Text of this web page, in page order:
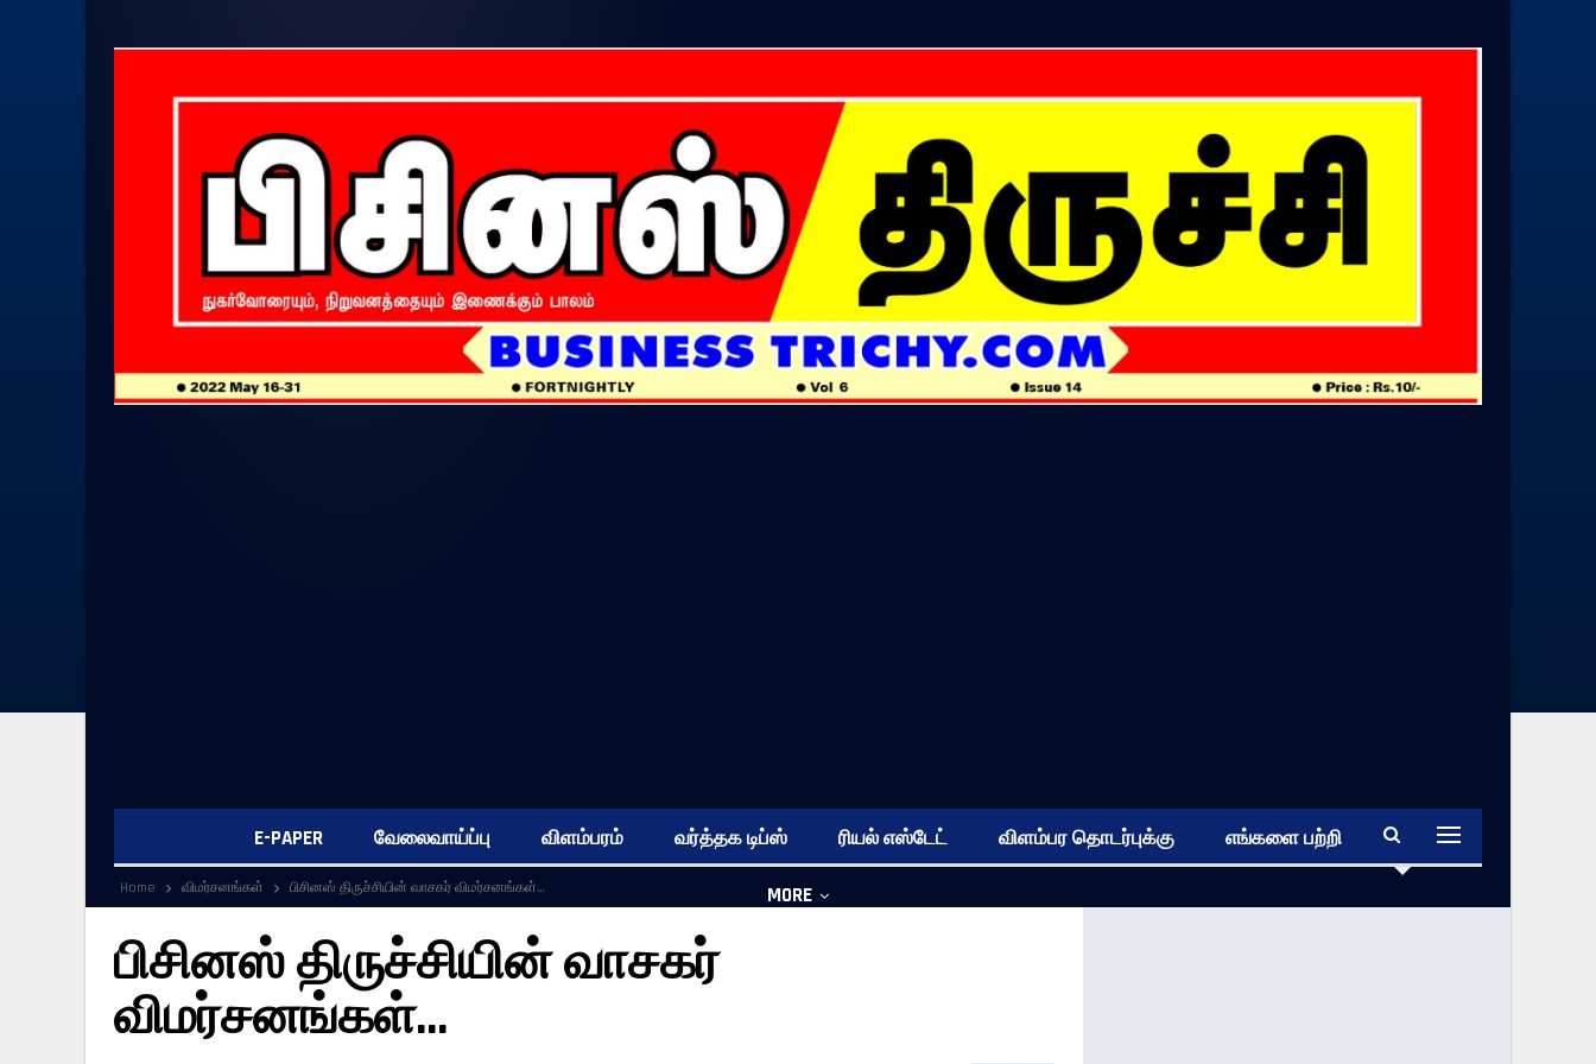
E-PAPER வேலைவாய்ப்பு விளம்பரம் வர்த்தக டிப்ஸ் ரியல் எஸ்டேட் விளம்பர தொடர்புக்கு எங்களை பற்றி
MORE
Home விமர்சனங்கள் பிசினஸ் திருச்சியின் வாசகர் விமர்சனங்கள்…
பிசினஸ் திருச்சியின் வாசகர்
விமர்சனங்கள்…